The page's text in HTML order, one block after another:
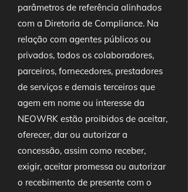
parâmetros de referência alinhados
com a Diretoria de Compliance. Na
relação com agentes públicos ou
privados, todos os colaboradores,
parceiros, fornecedores, prestadores
de serviços e demais terceiros que
agem em nome ou interesse da
NEOWRK estão proibidos de aceitar,
oferecer, dar ou autorizar a
concessão, assim como receber,
exigir, aceitar promessa ou autorizar
o recebimento de presente com o